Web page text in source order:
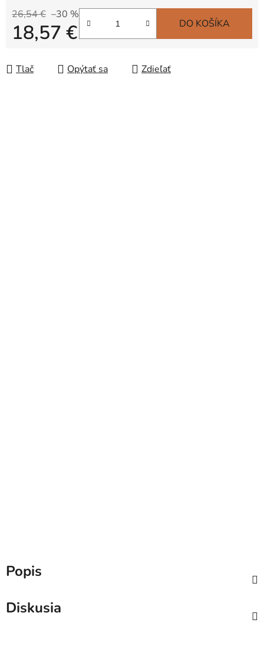
26,54 € –30 %
18,57 € DO KOŠÍKA
Tlač Opýtať sa Zdieľať
Popis
Diskusia